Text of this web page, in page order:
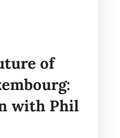
of
with Phil